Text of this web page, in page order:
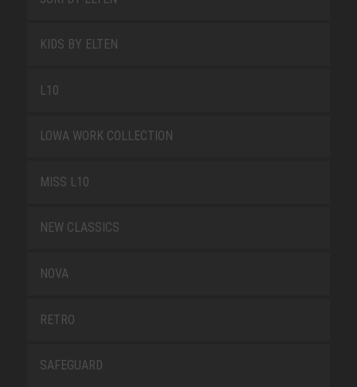
KIDS BY ELTEN
L10
LOWA WORK COLLECTION
MISS L10
NEW CLASSICS
NOVA
RETRO
SAFEGUARD